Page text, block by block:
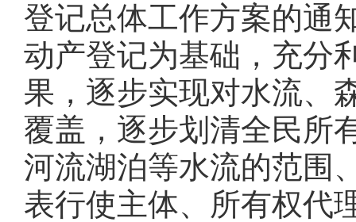
登记总体工作方案的通
动产登记为基础，充分
果，逐步实现对水流、
覆盖，逐步划清全民所
河流湖泊等水流的范围
表行使主体、所有权代